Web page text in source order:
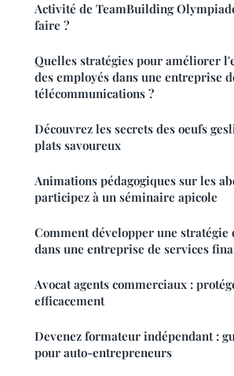
Activité de TeamBuilding
faire ?
Quelles stratégies pour améliorer
des employés dans une entreprise
télécommunications ?
Découvrez les secrets des oeufs
plats savoureux
Animations pédagogiques sur les
participez à un séminaire apicole
Comment développer une stratégie
dans une entreprise de services
Avocat agents commerciaux :
efficacement
Devenez formateur indépendant :
pour auto-entrepreneurs